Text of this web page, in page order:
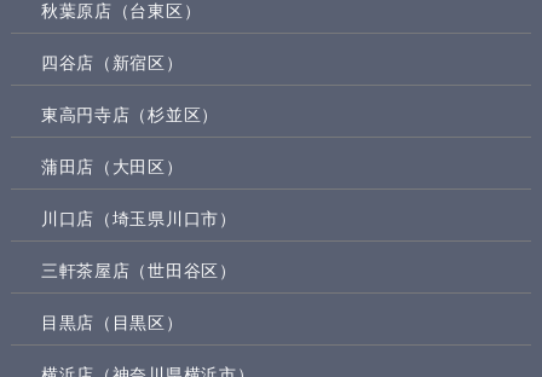
秋葉原店（台東区）
四谷店（新宿区）
東高円寺店（杉並区）
蒲田店（大田区）
川口店（埼玉県川口市）
三軒茶屋店（世田谷区）
目黒店（目黒区）